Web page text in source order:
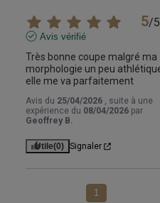
5/5
Avis vérifié
Très bonne coupe malgré ma
morphologie un peu
elle me va parfaitement
Avis du 25/04/2026 , suite à une
expérience du 08/04/2026 par
Geoffrey B.
Utile(0) Signaler
1